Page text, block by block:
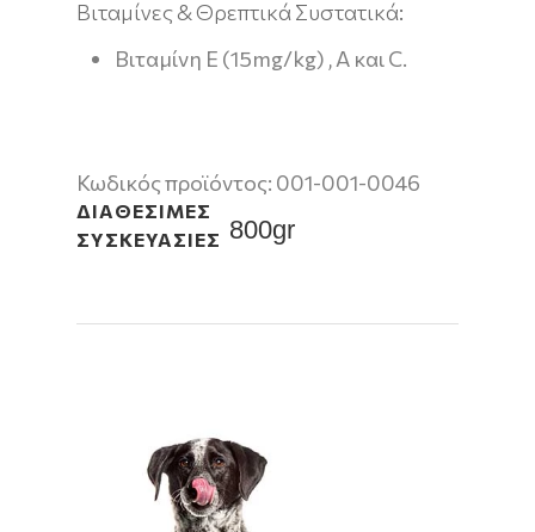
Βιταμίνες & Θρεπτικά Συστατικά:
Βιταμίνη Ε (15mg/kg) , Α και C.
Κωδικός προϊόντος: 001-001-0046
ΔΙΑΘΈΣΙΜΕΣ
ΣΥΣΚΕΥΑΣΊΕΣ 800gr